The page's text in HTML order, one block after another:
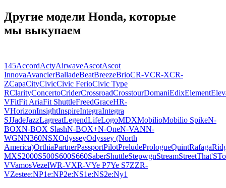
Другие модели Honda, которые
мы выкупаем
145AccordActyAirwaveAscotAscot
InnovaAvancierBalladeBeatBreezeBrioCR-VCR-XCR-
ZCapaCityCivicCivic FerioCivic Type
RClarityConcertoCriderCrossroadCrosstourDomaniEdixElement
VFitFit AriaFit ShuttleFreedGraceHR-
VHorizonInsightInspireIntegraIntegra
SJJadeJazzLagreatLegendLifeLogoMDXMobilioMobilio SpikeN-
BOXN-BOX SlashN-BOX+N-OneN-VANN-
WGNN360NSXOdysseyOdyssey (North
America)OrthiaPartnerPassportPilotPreludePrologueQuintRafaga
MXS2000S500S600S660SaberShuttleStepwgnStreamStreetThat'S
VVamosVezelWR-VXR-VYe P7Ye S7ZZR-
VZestee:NP1e:NP2e:NS1e:NS2e:Ny1